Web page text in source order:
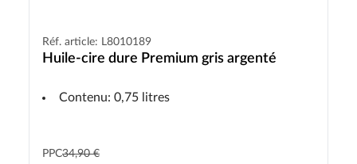
Réf. article: L8010189
Huile-cire dure Premium gris argenté
Contenu: 0,75 litres
PPC34,90 €